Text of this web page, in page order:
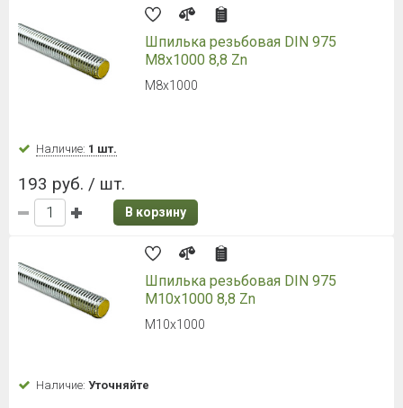
Шпилька резьбовая DIN 975
M8х1000 8,8 Zn
M8х1000
Наличие: 1 шт.
193 руб. / шт.
В корзину
Шпилька резьбовая DIN 975
M10х1000 8,8 Zn
M10х1000
Наличие: Уточняйте